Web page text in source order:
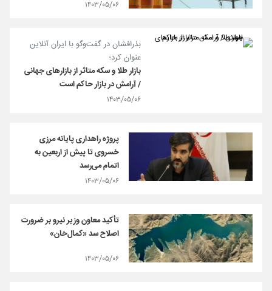
۱۴۰۳/۰۵/۰۶
بذرافشان در گفت‌وگو با ایران آنلاین
عنوان کرد؛
بازار طلا و سکه متاثر از بازارهای جهانی
/ آرامش در بازار حاکم است
۱۴۰۳/۰۵/۰۶
پروژه‌ راهداری پایانه‌ مرزی
خسروی تا پیش از اربعین به
اتمام می‌رسد
۱۴۰۳/۰۵/۰۶
تأکید معاون وزیر نیرو بر ضرورت
اصلاح سد «کمال‌خان»
۱۴۰۳/۰۵/۰۶